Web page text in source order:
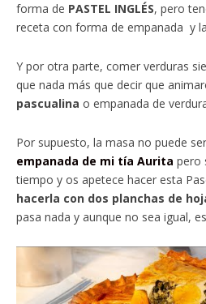
forma de PASTEL INGLÉS, pero
receta con forma de empanada y
Y por otra parte, comer verduras
que nada más que decir que
pascualina o empanada de
Por supuesto, la masa no puede
empanada de mi tía Aurita pero
tiempo y os apetece hacer esta
hacerla con dos planchas de
pasa nada y aunque no sea igual,